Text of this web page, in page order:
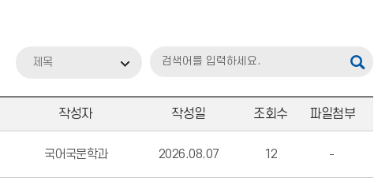
제목
작성자 작성일 조회수 파일첨부
국어국문학과 2026.08.07 12